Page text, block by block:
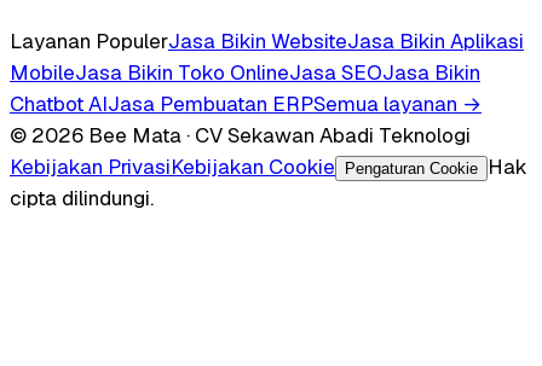
Layanan PopulerJasa Bikin WebsiteJasa Bikin Aplikasi
MobileJasa Bikin Toko OnlineJasa SEOJasa Bikin
Chatbot AIJasa Pembuatan ERPSemua layanan →
© 2026 Bee Mata · CV Sekawan Abadi Teknologi
Kebijakan PrivasiKebijakan Cookie Pengaturan Cookie
Hak
cipta dilindungi.